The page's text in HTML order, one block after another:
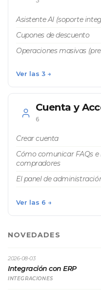
Asistente AI (soporte
Cupones de descuento
Operaciones masivas
Ver las 3 →
Cuenta y
6
Crear cuenta
Cómo comunicar FAQs
compradores
El panel de
Ver las 6 →
NOVEDADES
2026-08-03
Integración con ERP
INTEGRACIONES